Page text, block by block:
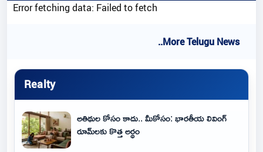
Error fetching data: Failed to fetch
..More Telugu News
Realty
అతిథుల కోసం కాదు.. మీకోసం: భారతీయ లివింగ్
రూమ్‌లకు కొత్త అర్థం